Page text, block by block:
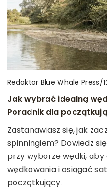
Redaktor Blue Whale Press/
Jak proces suszenia
na ich wartości
Poznaj unikalny proces
i dowiedz się, jak
wartości odżywczych.
Redaktor Blue Whale Press/
Jak wybrać idealną
Poradnik dla
Zastanawiasz się, jak
spinningiem? Dowiedz
przy wyborze wędki,
wędkowania i osiągać
początkujący.
Redaktor Blue Whale Press/
Kreatywna zabawa w
twórczą aktywność dla
Kreatywna zabawa to
dzieci, który pozwala na
zdolności manualnych i
przedstawimy pomysły
dzieci w domu, takie jak